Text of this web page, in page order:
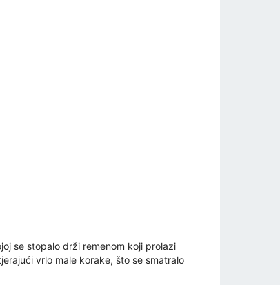
se stopalo drži remenom koji prolazi
vrlo male korake, što se smatralo